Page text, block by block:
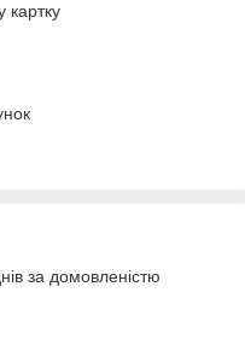
картку
за домовленістю